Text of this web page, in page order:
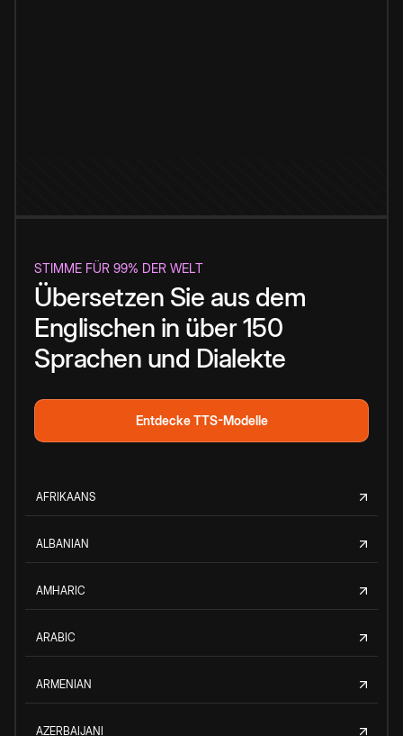
STIMME FÜR 99% DER WELT
Übersetzen Sie aus dem
Englischen in über 150
Sprachen und Dialekte
Entdecke TTS-Modelle
AFRIKAANS
ALBANIAN
AMHARIC
ARABIC
ARMENIAN
AZERBAIJANI